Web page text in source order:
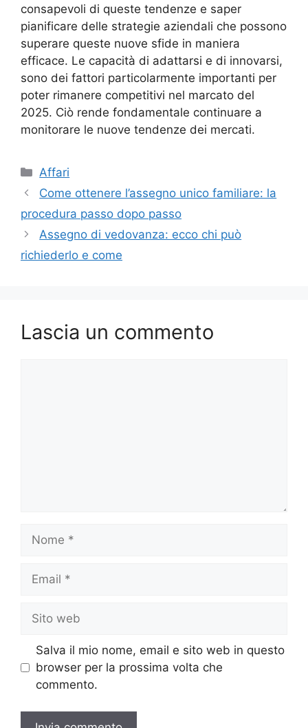
consapevoli di queste tendenze e saper
pianificare delle strategie aziendali che possono
superare queste nuove sfide in maniera
efficace. Le capacità di adattarsi e di innovarsi,
sono dei fattori particolarmente importanti per
poter rimanere competitivi nel marcato del
2025. Ciò rende fondamentale continuare a
monitorare le nuove tendenze dei mercati.
Categorie
Affari
Come ottenere l’assegno unico familiare: la
procedura passo dopo passo
Assegno di vedovanza: ecco chi può
richiederlo e come
Lascia un commento
Nome
Email
Sito
web
Salva il mio nome, email e sito web in questo
browser per la prossima volta che
commento.